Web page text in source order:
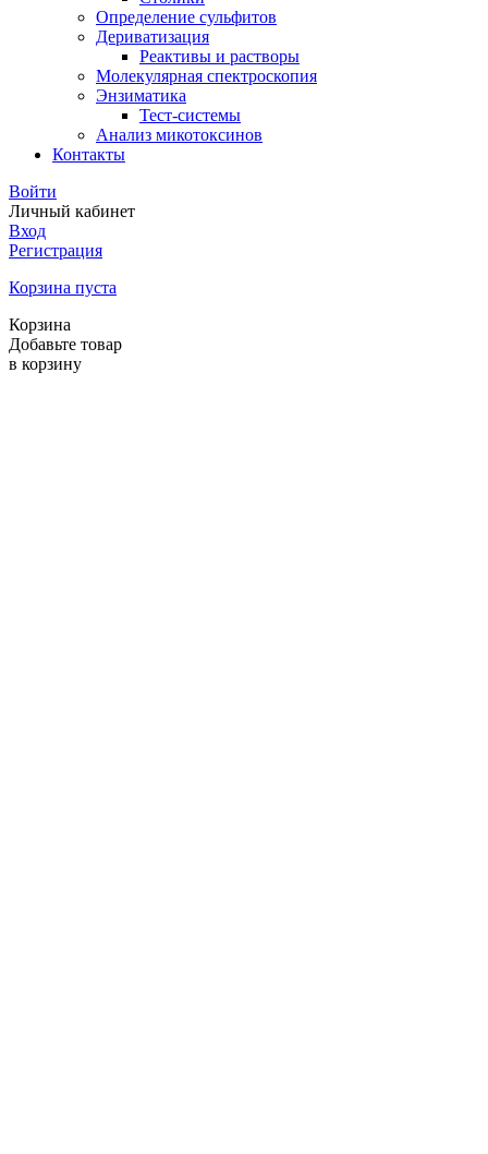
Определение сульфитов
Дериватизация
Реактивы и растворы
Молекулярная спектроскопия
Энзиматика
Тест-системы
Анализ микотоксинов
Контакты
Войти
Личный кабинет
Вход
Регистрация
Корзина пуста
Корзина
Добавьте товар
в корзину